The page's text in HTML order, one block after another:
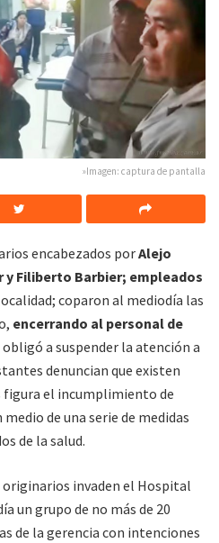
»Imagen: captura de pantalla
encabezados porAlejo
y Filiberto Barbier; empleados
coparon al mediodía las
encerrando al personal de
obligó a suspender la atención a
denuncian que existen
figura el incumplimiento de
de una serie de medidas
de la salud.
originarios invaden el Hospital
un grupo de no más de 20
de la gerencia con intenciones